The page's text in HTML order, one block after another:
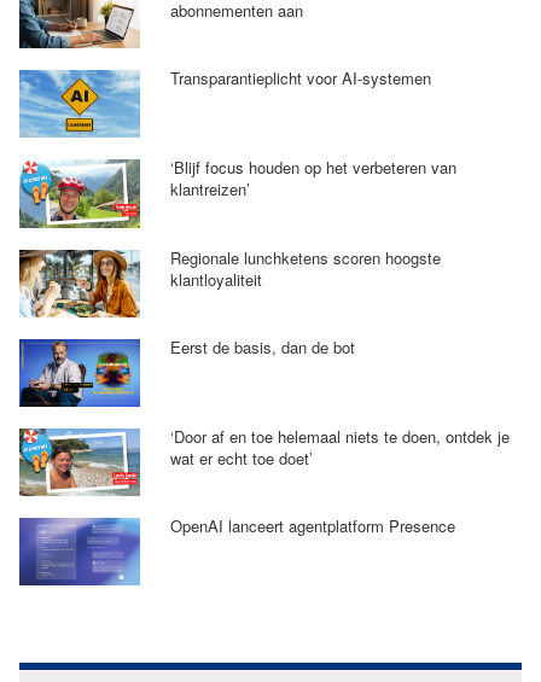
abonnementen aan
Transparantieplicht voor AI-systemen
‘Blijf focus houden op het verbeteren van
klantreizen’
Regionale lunchketens scoren hoogste
klantloyaliteit
Eerst de basis, dan de bot
‘Door af en toe helemaal niets te doen, ontdek je
wat er echt toe doet’
OpenAI lanceert agentplatform Presence